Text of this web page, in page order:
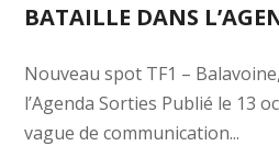
BATAILLE DANS
Nouveau spot TF1 –
l’Agenda Sorties Publié le 13
vague de communication...